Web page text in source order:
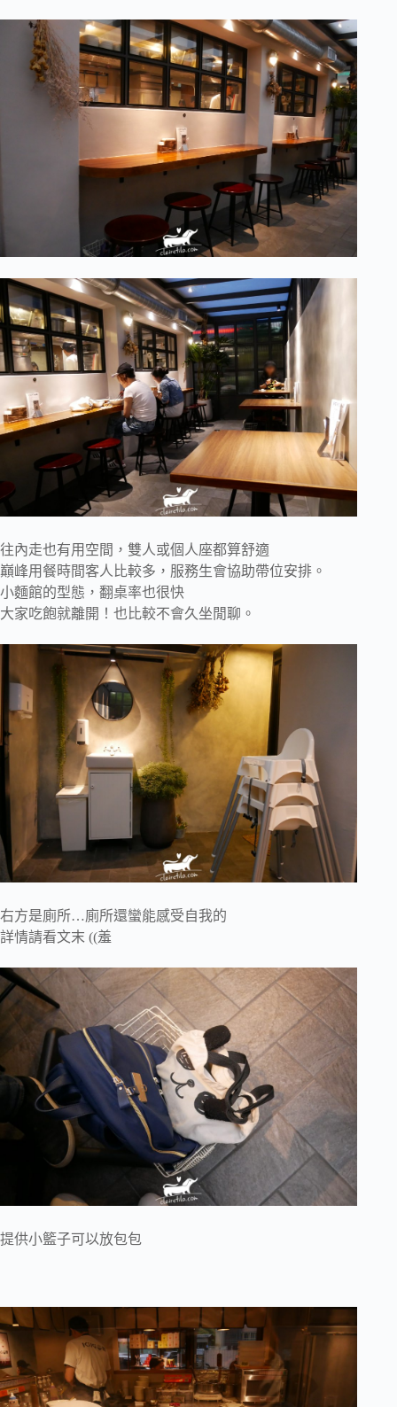
往內走也有用空間，雙人或個人座都算舒適
巔峰用餐時間客人比較多，服務生會協助帶位安排。
小麵館的型態，翻桌率也很快
大家吃飽就離開！也比較不會久坐閒聊。
右方是廁所…廁所還蠻能感受自我的
詳情請看文末 ((羞
提供小籃子可以放包包